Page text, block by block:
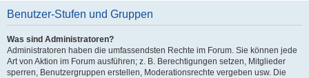
Benutzer-Stufen und Gruppen
Was sind Administratoren?
Administratoren haben die umfassendsten Rechte im Forum. Sie können jede
Art von Aktion im Forum ausführen; z. B. Berechtigungen setzen, Mitglieder
sperren, Benutzergruppen erstellen, Moderationsrechte vergeben usw. Die